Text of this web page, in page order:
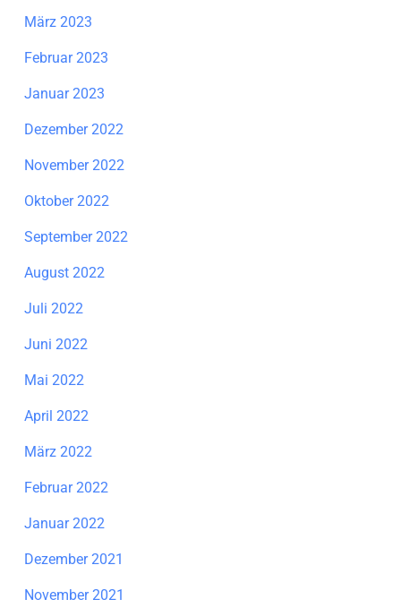
März 2023
Februar 2023
Januar 2023
Dezember 2022
November 2022
Oktober 2022
September 2022
August 2022
Juli 2022
Juni 2022
Mai 2022
April 2022
März 2022
Februar 2022
Januar 2022
Dezember 2021
November 2021